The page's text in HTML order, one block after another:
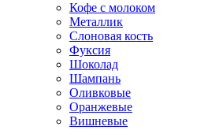
Кофе с молоком
Металлик
Слоновая кость
Фуксия
Шоколад
Шампань
Оливковые
Оранжевые
Вишневые